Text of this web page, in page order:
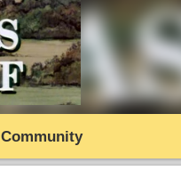
Community